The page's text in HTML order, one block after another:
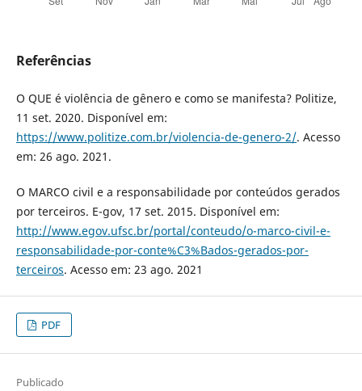
Referências
O QUE é violência de gênero e como se manifesta? Politize,
11 set. 2020. Disponível em:
https://www.politize.com.br/violencia-de-genero-2/. Acesso
em: 26 ago. 2021.
O MARCO civil e a responsabilidade por conteúdos gerados
por terceiros. E-gov, 17 set. 2015. Disponível em:
http://www.egov.ufsc.br/portal/conteudo/o-marco-civil-e-
responsabilidade-por-conte%C3%Bados-gerados-por-
terceiros. Acesso em: 23 ago. 2021
PDF
Publicado